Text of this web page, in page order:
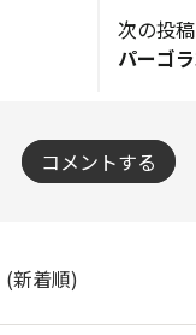
次の投稿
コメントする
(新着順)